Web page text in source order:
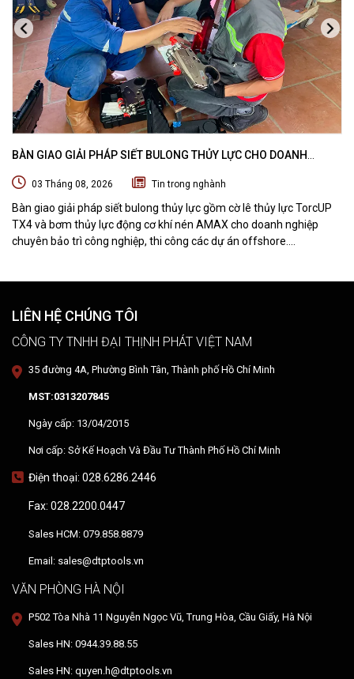
BÀN GIAO GIẢI PHÁP SIẾT BULONG THỦY LỰC CHO DOANH
03 Tháng 08, 2026 Tin trong nghành
Bàn giao giải pháp siết bulong thủy lực gồm cờ lê thủy lực TorcUP
TX4 và bơm thủy lực động cơ khí nén AMAX cho doanh nghiệp
chuyên bảo trì công nghiệp, thi công các dự án offshore.
LIÊN HỆ CHÚNG TÔI
CÔNG TY TNHH ĐẠI THỊNH PHÁT VIỆT NAM
35 đường 4A, Phường Bình Tân, Thành phố Hồ Chí Minh
MST:0313207845
Ngày cấp: 13/04/2015
Nơi cấp: Sở Kế Hoạch Và Đầu Tư Thành Phố Hồ Chí Minh
Điện thoại: 028.6286.2446
Fax: 028.2200.0447
Sales HCM: 079.858.8879
Email: sales@dtptools.vn
VĂN PHÒNG HÀ NỘI
P502 Tòa Nhà 11 Nguyễn Ngọc Vũ, Trung Hòa, Cầu Giấy, Hà Nội
Sales HN: 0944.39.88.55
Sales HN: quyen.h@dtptools.vn